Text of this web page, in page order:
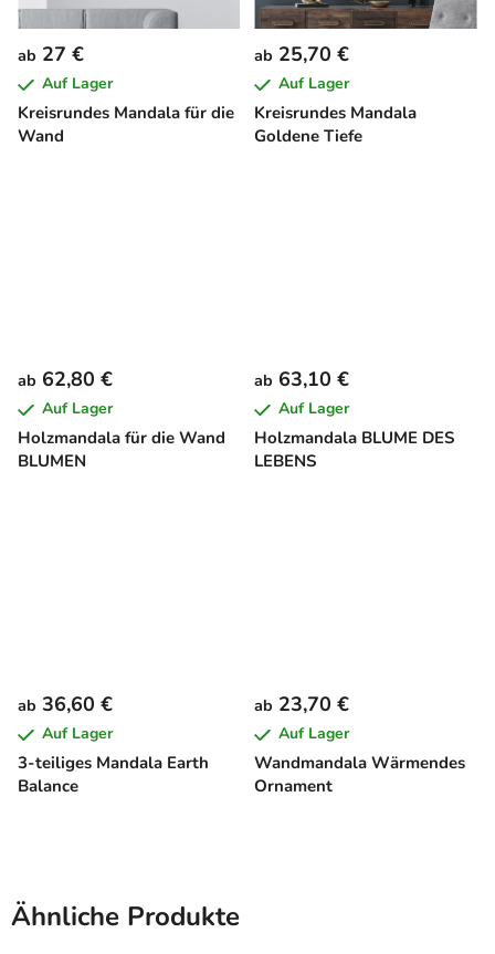
Kreisrundes Mandala für die
Wand
ab 27 €
Auf Lager
Kreisrundes Mandala
Goldene Tiefe
ab 25,70 €
Auf Lager
Holzmandala für die Wand
BLUMEN
ab 62,80 €
Auf Lager
Holzmandala BLUME DES
LEBENS
ab 63,10 €
Auf Lager
3-teiliges Mandala Earth
Balance
ab 36,60 €
Auf Lager
Wandmandala Wärmendes
Ornament
ab 23,70 €
Auf Lager
Ähnliche Produkte